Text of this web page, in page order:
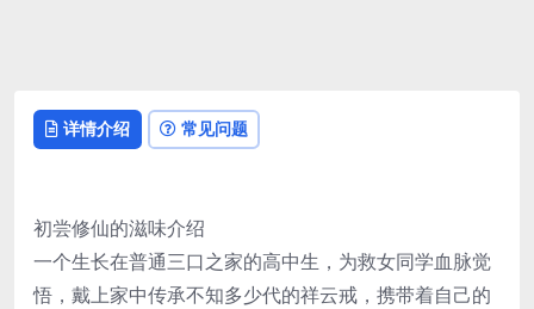
详情介绍 常见问题
初尝修仙的滋味介绍
一个生长在普通三口之家的高中生，为救女同学血脉觉
悟，戴上家中传承不知多少代的祥云戒，携带着自己的